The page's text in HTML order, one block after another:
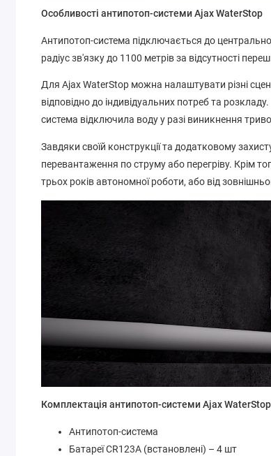
Особливості антипотоп-системи Ajax WaterStop
Антипотоп-система підключається до
радіус зв'язку до 1100 метрів за відсутності
Для Ajax WaterStop можна налаштувати різні
відповідно до індивідуальних потреб та
система відключила воду у разі виникнення
Завдяки своїй конструкції та додатковому
перевантаження по струму або перегріву. Крім
трьох років автономної роботи, або від
Комплектація антипотоп-системи Ajax WaterStop
Антипотоп-система
Батареї CR123A (встановлені) – 4 шт